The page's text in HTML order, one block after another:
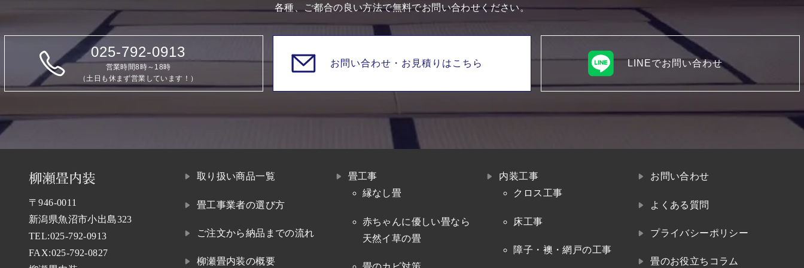
各種、ご都合の良い方法で無料でお問い合わせください。
025-792-0913
営業時間8時～18時
（土日も休まず営業しています！）
お問い合わせ・ お見積りはこちら LINEでお問い合わせ
〒946-0011
新潟県魚沼市小出島323
TEL:025-792-0913
FAX:025-792-0827
取り扱い商品一覧
畳工事業者の選び方
ご注文から納品までの流れ
柳瀬畳内装の概要
畳工事
縁なし畳
赤ちゃんに優しい畳なら
天然イ草の畳
内装工事
クロス工事
床工事
障子・襖・網戸の工事
お問い合わせ
よくある質問
プライバシーポリシー
畳のお役立ちコラム